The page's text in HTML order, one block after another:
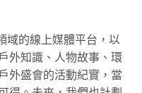
域的線上媒體平台，以
外知識、人物故事、環
外盛會的活動紀實，當